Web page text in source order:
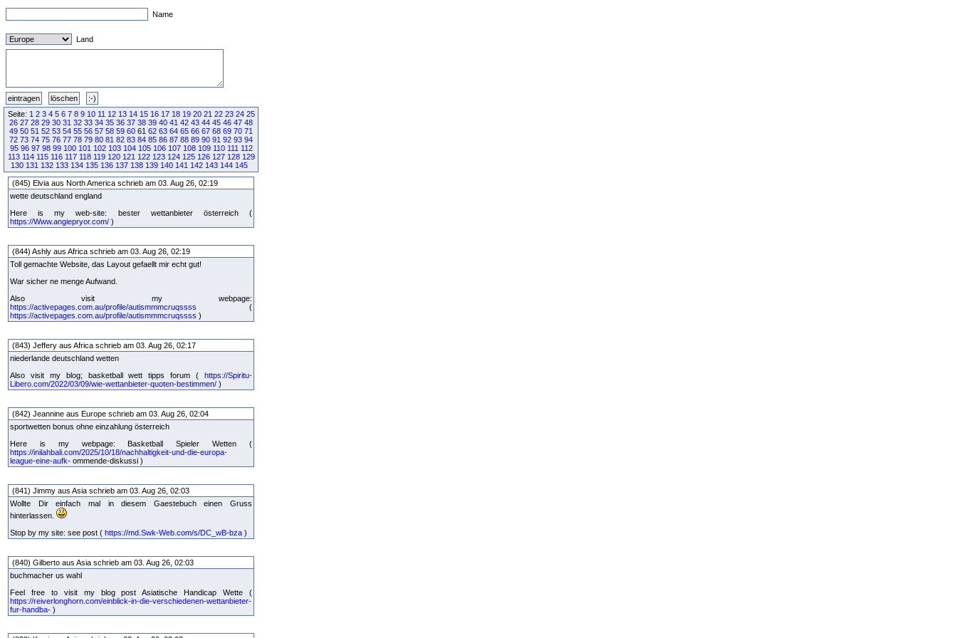
Name
Land
Seite: 1 2 3 4 5 6 7 8 9 10 11 12 13 14 15 16 17 18 19 20 21 22 23 24 25
26 27 28 29 30 31 32 33 34 35 36 37 38 39 40 41 42 43 44 45 46 47 48
49 50 51 52 53 54 55 56 57 58 59 60 61 62 63 64 65 66 67 68 69 70 71
72 73 74 75 76 77 78 79 80 81 82 83 84 85 86 87 88 89 90 91 92 93 94
95 96 97 98 99 100 101 102 103 104 105 106 107 108 109 110 111 112
113 114 115 116 117 118 119 120 121 122 123 124 125 126 127 128 129
130 131 132 133 134 135 136 137 138 139 140 141 142 143 144 145
(845) Elvia aus North America schrieb am 03. Aug 26, 02:19
wette deutschland england
Here is my web-site: bester wettanbieter österreich (
https://Www.angiepryor.com/ )
(844) Ashly aus Africa schrieb am 03. Aug 26, 02:19
Toll gemachte Website, das Layout gefaellt mir echt gut!
War sicher ne menge Aufwand.
Also visit my webpage:
https://activepages.com.au/profile/autismmmcruqssss (
https://activepages.com.au/profile/autismmmcruqssss )
(843) Jeffery aus Africa schrieb am 03. Aug 26, 02:17
niederlande deutschland wetten
Also visit my blog; basketball wett tipps forum ( https://Spiritu-
Libero.com/2022/03/09/wie-wettanbieter-quoten-bestimmen/ )
(842) Jeannine aus Europe schrieb am 03. Aug 26, 02:04
sportwetten bonus ohne einzahlung österreich
Here is my webpage: Basketball Spieler Wetten (
https://inilahbali.com/2025/10/18/nachhaltigkeit-und-die-europa-
league-eine-aufk- ommende-diskussi )
(841) Jimmy aus Asia schrieb am 03. Aug 26, 02:03
Wollte Dir einfach mal in diesem Gaestebuch einen Gruss
hinterlassen.
Stop by my site: see post ( https://md.Swk-Web.com/s/DC_wB-bza )
(840) Gilberto aus Asia schrieb am 03. Aug 26, 02:03
buchmacher us wahl
Feel free to visit my blog post Asiatische Handicap Wette (
https://reiverlonghorn.com/einblick-in-die-verschiedenen-wettanbieter-
fur-handba- )